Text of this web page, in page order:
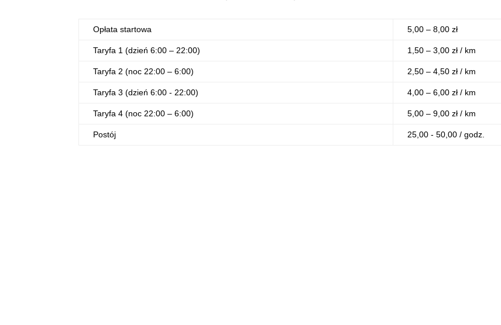
Opłata startowa 5,00 – 8,00 zł
Taryfa 1 (dzień 6:00 – 22:00) 1,50 – 3,00 zł / km
Taryfa 2 (noc 22:00 – 6:00) 2,50 – 4,50 zł / km
Taryfa 3 (dzień 6:00 - 22:00) 4,00 – 6,00 zł / km
Taryfa 4 (noc 22:00 – 6:00) 5,00 – 9,00 zł / km
Postój 25,00 - 50,00 / godz.